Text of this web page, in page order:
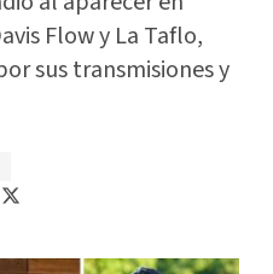
Flow y La Taflo,
sus transmisiones y